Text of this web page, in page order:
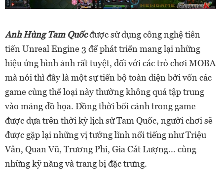
Anh Hùng Tam Quốcđược sử dụng công nghệ tiên
tiến Unreal Engine 3 để phát triển mang lại những
hiệu ứng hình ảnh rất tuyệt, đối với các trò chơi MOBA
mà nói thì đây là một sự tiến bộ toàn diện bởi vốn các
game cùng thể loại này thường không quá tập trung
vào mảng đồ họa. Đồng thời bối cảnh trong game
được dựa trên thời kỳ lịch sử Tam Quốc, người chơi sẽ
được gặp lại những vị tướng lĩnh nổi tiếng như Triệu
Vân, Quan Vũ, Trương Phi, Gia Cát Lượng... cùng
những kỹ năng và trang bị đặc trưng.